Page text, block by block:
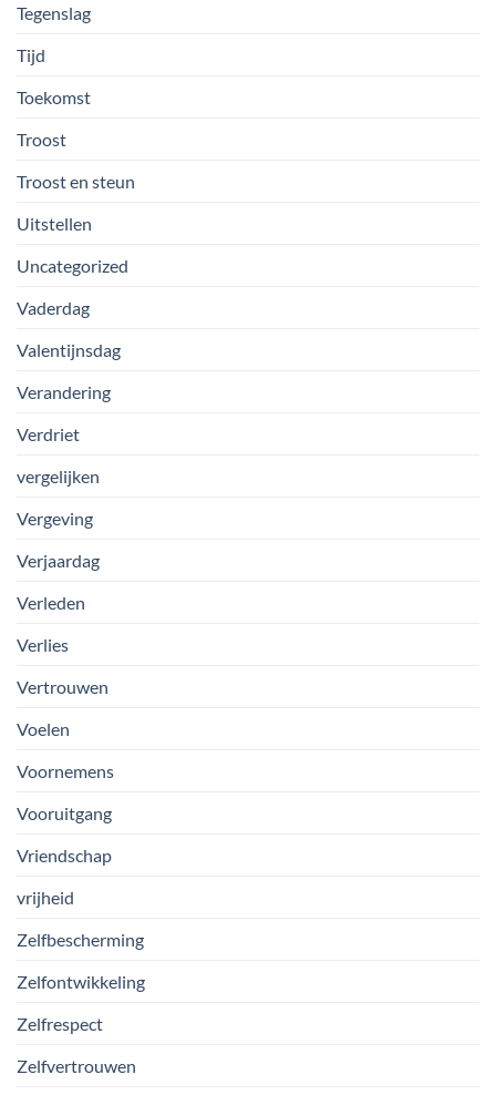
Tegenslag
Tijd
Toekomst
Troost
Troost en steun
Uitstellen
Uncategorized
Vaderdag
Valentijnsdag
Verandering
Verdriet
vergelijken
Vergeving
Verjaardag
Verleden
Verlies
Vertrouwen
Voelen
Voornemens
Vooruitgang
Vriendschap
vrijheid
Zelfbescherming
Zelfontwikkeling
Zelfrespect
Zelfvertrouwen